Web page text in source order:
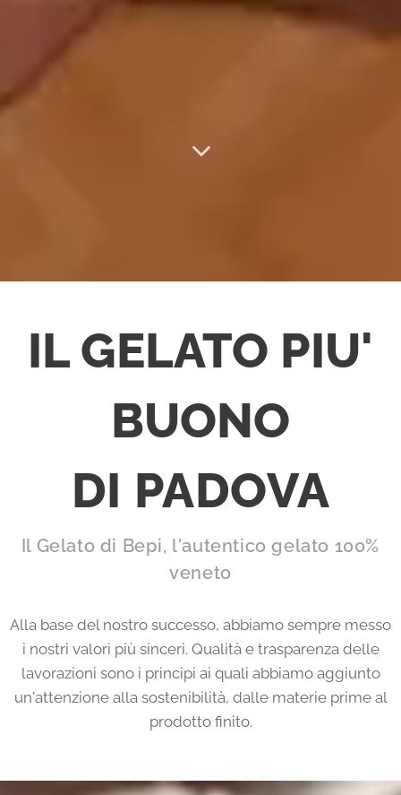
IL GELATO PIU'
BUONO
DI PADOVA
Il Gelato di Bepi, l'autentico gelato 100%
veneto
Alla base del nostro successo, abbiamo sempre messo
i nostri valori più sinceri. Qualità e trasparenza delle
lavorazioni sono i principi ai quali abbiamo aggiunto
un'attenzione alla sostenibilità, dalle materie prime al
prodotto finito.